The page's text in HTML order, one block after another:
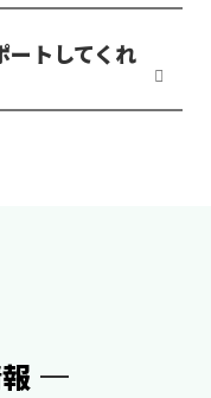
ートしてくれ